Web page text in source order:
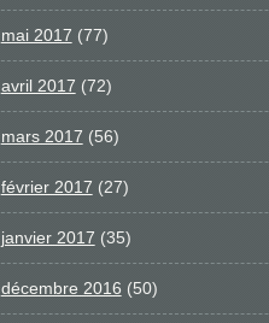
mai 2017 (77)
avril 2017 (72)
mars 2017 (56)
février 2017 (27)
janvier 2017 (35)
décembre 2016 (50)